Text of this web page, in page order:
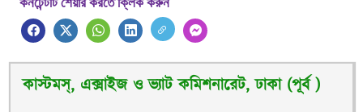
কাস্টমস্, এক্সাইজ ও ভ্যাট কমিশনারেট, ঢাকা (পূর্ব )